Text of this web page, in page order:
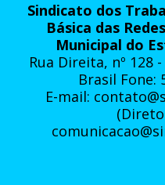
Sindicato dos
Básica das
Municipal do
Rua Direita, nº 128
Brasil Fone:
E-mail: